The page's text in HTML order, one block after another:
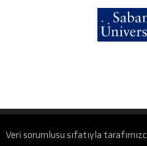
Veri sorumlusu sıfatıyla